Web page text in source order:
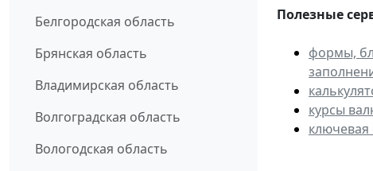
Белгородская область
Брянская область
Владимирская область
Волгоградская область
Вологодская область
Полезные
формы,
курсы
ключевая